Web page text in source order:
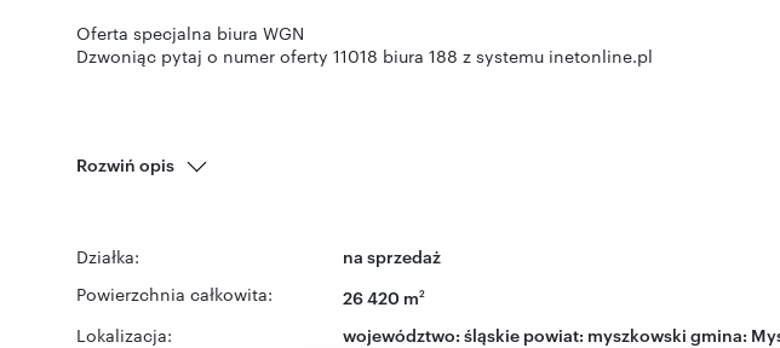
Oferta specjalna biura WGN
Dzwoniąc pytaj o numer oferty 11018 biura 188 z systemu inetonline.pl
Rozwiń opis
Działka: na sprzedaż
Powierzchnia całkowita: 26 420 m2
Lokalizacja: województwo: śląskie powiat: myszkowski gmina: